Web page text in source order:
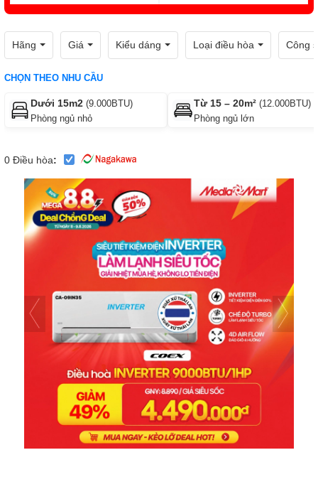
Hãng Giá Kiểu dáng Loại điều hòa Công
CHỌN THEO NHU CẦU
Dưới 15m2 (9.000BTU)
Phòng ngủ nhỏ
Từ 15 – 20m² (12.000BTU)
Phòng ngủ lớn
0 Điều hòa: